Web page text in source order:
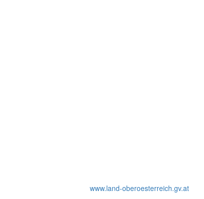
www.land-oberoesterreich.gv.at